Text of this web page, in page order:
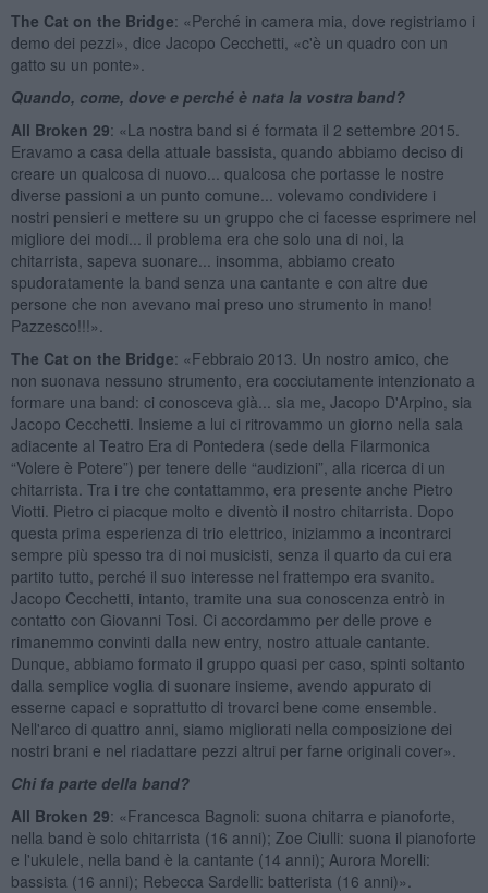
The Cat on the Bridge: «Perché in camera mia, dove registriamo i
demo dei pezzi», dice Jacopo Cecchetti, «c'è un quadro con un
gatto su un ponte».
Quando, come, dove e perché è nata la vostra band?
All Broken 29: «La nostra band si é formata il 2 settembre 2015.
Eravamo a casa della attuale bassista, quando abbiamo deciso di
creare un qualcosa di nuovo... qualcosa che portasse le nostre
diverse passioni a un punto comune... volevamo condividere i
nostri pensieri e mettere su un gruppo che ci facesse esprimere nel
migliore dei modi... il problema era che solo una di noi, la
chitarrista, sapeva suonare... insomma, abbiamo creato
spudoratamente la band senza una cantante e con altre due
persone che non avevano mai preso uno strumento in mano!
Pazzesco!!!».
The Cat on the Bridge: «Febbraio 2013. Un nostro amico, che
non suonava nessuno strumento, era cocciutamente intenzionato a
formare una band: ci conosceva già... sia me, Jacopo D'Arpino, sia
Jacopo Cecchetti. Insieme a lui ci ritrovammo un giorno nella sala
adiacente al Teatro Era di Pontedera (sede della Filarmonica
“Volere è Potere”) per tenere delle “audizioni”, alla ricerca di un
chitarrista. Tra i tre che contattammo, era presente anche Pietro
Viotti. Pietro ci piacque molto e diventò il nostro chitarrista. Dopo
questa prima esperienza di trio elettrico, iniziammo a incontrarci
sempre più spesso tra di noi musicisti, senza il quarto da cui era
partito tutto, perché il suo interesse nel frattempo era svanito.
Jacopo Cecchetti, intanto, tramite una sua conoscenza entrò in
contatto con Giovanni Tosi. Ci accordammo per delle prove e
rimanemmo convinti dalla new entry, nostro attuale cantante.
Dunque, abbiamo formato il gruppo quasi per caso, spinti soltanto
dalla semplice voglia di suonare insieme, avendo appurato di
esserne capaci e soprattutto di trovarci bene come ensemble.
Nell'arco di quattro anni, siamo migliorati nella composizione dei
nostri brani e nel riadattare pezzi altrui per farne originali cover».
Chi fa parte della band?
All Broken 29: «Francesca Bagnoli: suona chitarra e pianoforte,
nella band è solo chitarrista (16 anni); Zoe Ciulli: suona il pianoforte
e l'ukulele, nella band è la cantante (14 anni); Aurora Morelli:
bassista (16 anni); Rebecca Sardelli: batterista (16 anni)».